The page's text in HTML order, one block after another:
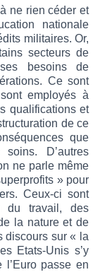
ne rien céder et
nationale
militaires. Or,
secteurs de
besoins de
Ce sont
employés à
qualifications et
de ce
que
D’autres
ne parle même
» pour
Ceux-ci sont
du travail, des
la nature et de
discours sur « la
Etats-Unis s’y
passe en